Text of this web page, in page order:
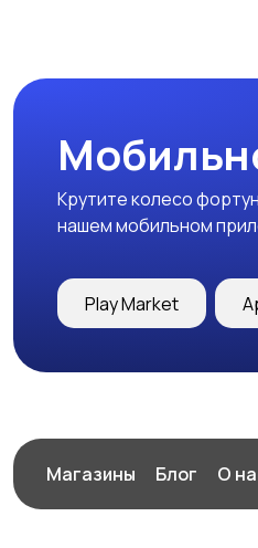
Крутите колесо
нашем мобильном
Play Market
Магазины Блог О